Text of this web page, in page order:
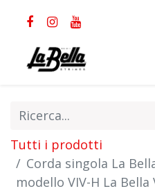
Tutti i prodotti
Corda singola La
modello VIV-H La Bella